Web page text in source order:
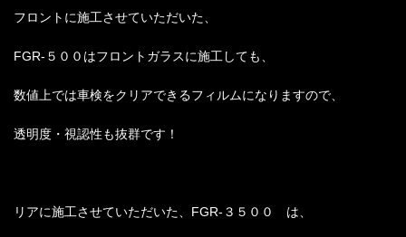
フロントに施工させていただいた、
FGR-５００はフロントガラスに施工しても、
数値上では車検をクリアできるフィルムになりますので、
透明度・視認性も抜群です！
リアに施工させていただいた、FGR-３５００ は、